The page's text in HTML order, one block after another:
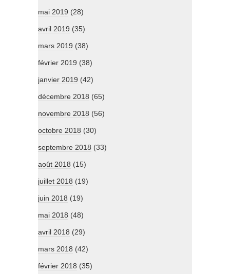
mai 2019 (28)
avril 2019 (35)
mars 2019 (38)
février 2019 (38)
janvier 2019 (42)
décembre 2018 (65)
novembre 2018 (56)
octobre 2018 (30)
septembre 2018 (33)
août 2018 (15)
juillet 2018 (19)
juin 2018 (19)
mai 2018 (48)
avril 2018 (29)
mars 2018 (42)
février 2018 (35)